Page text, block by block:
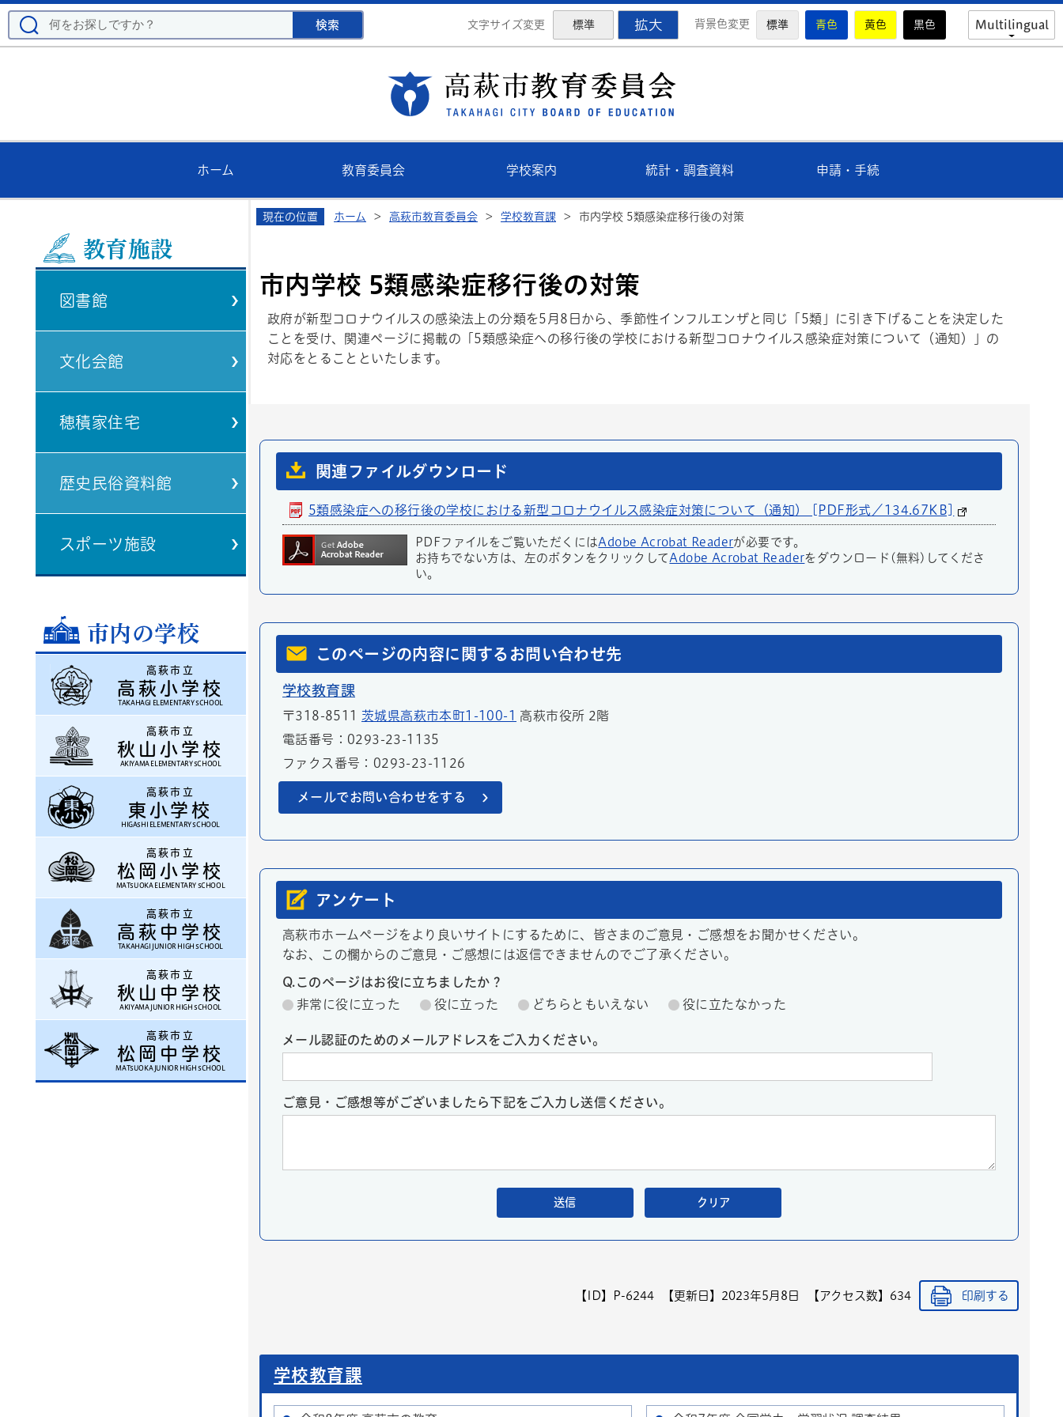
文字サイズ変更 標準 拡大 背景色変更 標準 青色 黄色 黒色 Multilingual
ホーム 教育委員会 学校案内 統計・調査資料 申請・手続
教育施設
図書館
文化会館
穂積家住宅
歴史民俗資料館
スポーツ施設
市内の学校
高萩市立
高萩小学校
TAKAHAGI ELEMENTARY SCHOOL
高萩市立
秋山小学校
AKIYAMA ELEMENTARY SCHOOL
高萩市立
東小学校
HIGASHI ELEMENTARY SCHOOL
高萩市立
松岡小学校
MATSUOKA ELEMENTARY SCHOOL
高萩市立
高萩中学校
TAKAHAGI JUNIOR HIGH SCHOOL
高萩市立
秋山中学校
AKIYAMA JUNIOR HIGH SCHOOL
高萩市立
松岡中学校
MATSUOKA JUNIOR HIGH SCHOOL
現在の位置 ホーム > 高萩市教育委員会 > 学校教育課 > 市内学校 5類感染症移行後の対策
市内学校 5類感染症移行後の対策
政府が新型コロナウイルスの感染法上の分類を5月8日から、季節性インフルエンザと同じ「5類」に引き下げることを決定した
ことを受け、関連ページに掲載の「5類感染症への移行後の学校における新型コロナウイルス感染症対策について（通知）」の
対応をとることといたします。
関連ファイルダウンロード
5類感染症への移行後の学校における新型コロナウイルス感染症対策について（通知） [PDF形式／134.67KB]
PDFファイルをご覧いただくにはAdobe Acrobat Readerが必要です。
お持ちでない方は、左のボタンをクリックして Adobe Acrobat Readerをダウンロード(無料)してくださ
い。
このページの内容に関するお問い合わせ先
学校教育課
〒318-8511 茨城県高萩市本町1-100-1
高萩市役所 2階
電話番号：0293-23-1135
ファクス番号：0293-23-1126
メールでお問い合わせをする
アンケート
高萩市ホームページをより良いサイトにするために、皆さまのご意見・ご感想をお聞かせください。
なお、この欄からのご意見・ご感想には返信できませんのでご了承ください。
Q.このページはお役に立ちましたか？
非常に役に立った
役に立った どちらともいえない 役に立たなかった
メール認証のためのメールアドレスをご入力ください。
ご意見・ご感想等がございましたら下記をご入力し送信ください。
【ID】 P-6244 【更新日】 2023年5月8日 【アクセス数】 634 印刷する
学校教育課